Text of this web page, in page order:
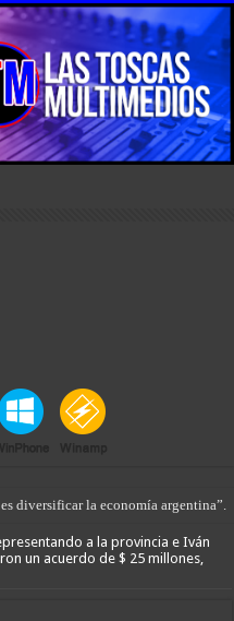
diversificar la economía argentina”.
Sequeira que apuñaló a Maca
a la provincia e Iván
un acuerdo de $ 25 millones,